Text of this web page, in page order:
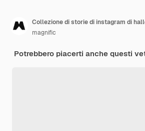
magnific
Potrebbero piacerti anche questi